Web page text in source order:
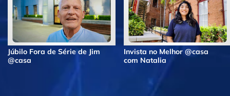
Júbilo Fora de Série de Jim
@casa
Invista no Melhor @casa
com Natalia